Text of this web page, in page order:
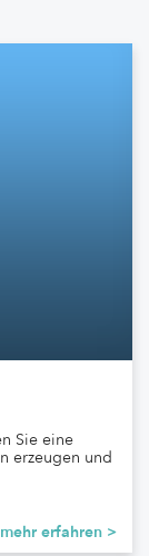
Sie eine
erzeugen und
mehr erfahren >